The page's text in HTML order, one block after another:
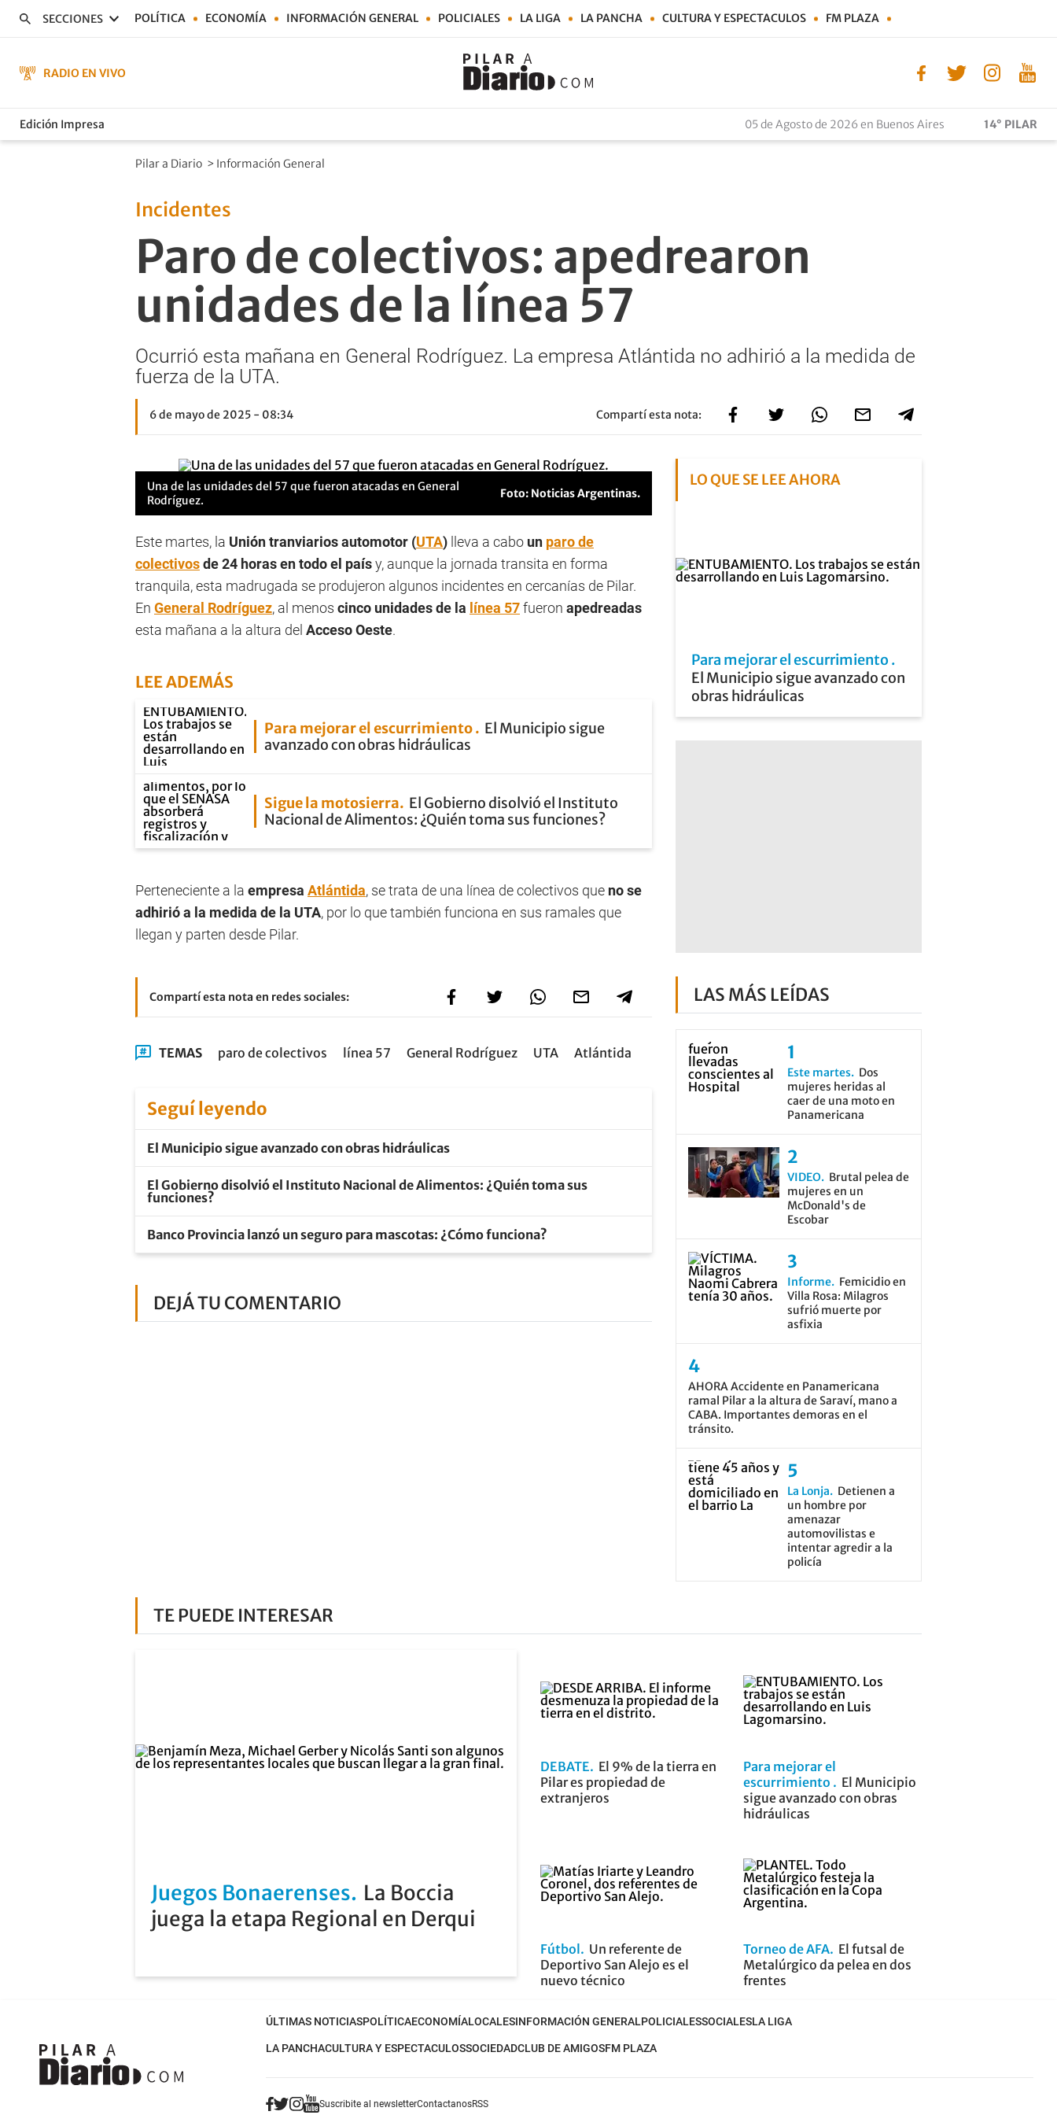
SECCIONES POLÍTICA ECONOMÍA INFORMACIÓN GENERAL POLICIALES LA LIGA LA PANCHA CULTURA Y ESPECTACULOS FM PLAZA
RADIO EN VIVO
Edición Impresa 05 de Agosto de 2026 en Buenos Aires 14° PILAR
Pilar a Diario > Información General
Incidentes
Paro de colectivos: apedrearon
unidades de la línea 57
Ocurrió esta mañana en General Rodríguez. La empresa Atlántida no adhirió a la medida de
fuerza de la UTA.
6 de mayo de 2025 - 08:34 Compartí esta nota:
Una de las unidades del 57 que fueron atacadas en General
Rodríguez.
Foto: Noticias Argentinas.
Este martes, la Unión tranviarios automotor (UTA) lleva a cabo un paro de
colectivosde 24 horas en todo el paísy, aunque la jornada transita en forma
tranquila, esta madrugada se produjeron algunos incidentes en cercanías de Pilar.
En General Rodríguez, al menos cinco unidades de la línea 57fueron apedreadas
esta mañana a la altura del Acceso Oeste.
LEE ADEMÁS
Para mejorar el escurrimiento
El Municipio sigue
avanzado con obras hidráulicas
Sigue la motosierra
El Gobierno disolvió el Instituto
Nacional de Alimentos: ¿Quién toma sus funciones?
Perteneciente a la empresa Atlántida, se trata de una línea de colectivos que no se
adhirió a la medida de la UTA, por lo que también funciona en sus ramales que
llegan y parten desde Pilar.
Compartí esta nota en redes sociales:
TEMAS paro de colectivos línea 57 General Rodríguez UTA Atlántida
Seguí leyendo
El Municipio sigue avanzado con obras hidráulicas
El Gobierno disolvió el Instituto Nacional de Alimentos: ¿Quién toma sus
funciones?
Banco Provincia lanzó un seguro para mascotas: ¿Cómo funciona?
DEJÁ TU COMENTARIO
LO QUE SE LEE AHORA
Para mejorar el escurrimiento
El Municipio sigue avanzado con
obras hidráulicas
LAS MÁS LEÍDAS
Este martes
Dos
mujeres heridas al
caer de una moto en
Panamericana
VIDEO
Brutal pelea de
mujeres en un
McDonald's de
Escobar
Informe
Femicidio en
Villa Rosa: Milagros
sufrió muerte por
asfixia
AHORA Accidente en Panamericana
ramal Pilar a la altura de Saraví, mano a
CABA. Importantes demoras en el
tránsito.
La Lonja
Detienen a
un hombre por
amenazar
automovilistas e
intentar agredir a la
policía
TE PUEDE INTERESAR
Juegos Bonaerenses La Boccia
juega la etapa Regional en Derqui
DEBATE
El 9% de la tierra en
Pilar es propiedad de
extranjeros
Para mejorar el
escurrimiento
El Municipio
sigue avanzado con obras
hidráulicas
Fútbol
Un referente de
Deportivo San Alejo es el
nuevo técnico
Torneo de AFA
El futsal de
Metalúrgico da pelea en dos
frentes
ÚLTIMAS NOTICIASPOLÍTICAECONOMÍALOCALESINFORMACIÓN GENERALPOLICIALESSOCIALESLA LIGA
LA PANCHACULTURA Y ESPECTACULOSSOCIEDADCLUB DE AMIGOSFM PLAZA
Suscribite al newsletterContactanosRSS